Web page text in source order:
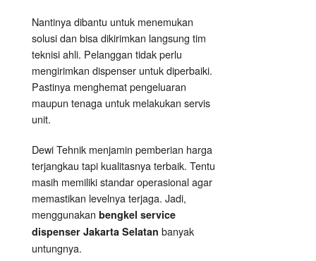
Nantinya dibantu untuk menemukan
solusi dan bisa dikirimkan langsung tim
teknisi ahli. Pelanggan tidak perlu
mengirimkan dispenser untuk diperbaiki.
Pastinya menghemat pengeluaran
maupun tenaga untuk melakukan servis
unit.
Dewi Tehnik menjamin pemberian harga
terjangkau tapi kualitasnya terbaik. Tentu
masih memiliki standar operasional agar
memastikan levelnya terjaga. Jadi,
menggunakan bengkel service
dispenser Jakarta Selatan banyak
untungnya.